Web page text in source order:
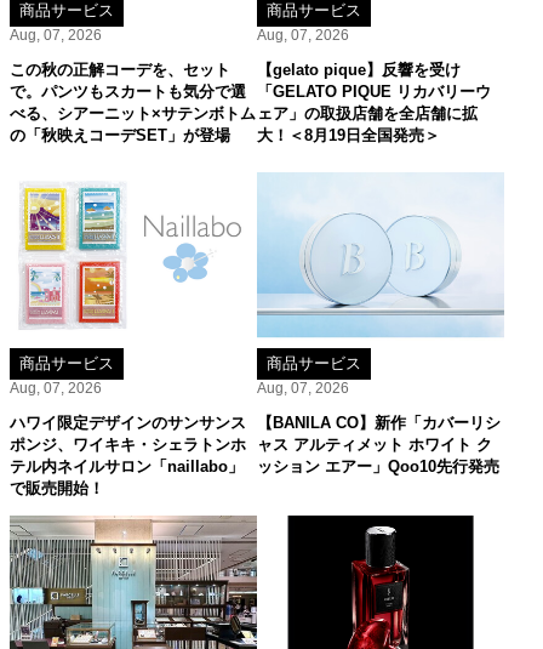
商品サービス
Aug, 07, 2026
この秋の正解コーデを、セット
で。パンツもスカートも気分で選
べる、シアーニット×サテンボトム
の「秋映えコーデSET」が登場
商品サービス
Aug, 07, 2026
【gelato pique】反響を受け
「GELATO PIQUE リカバリーウ
ェア」の取扱店舗を全店舗に拡
大！＜8月19日全国発売＞
商品サービス
Aug, 07, 2026
ハワイ限定デザインのサンサンス
ポンジ、ワイキキ・シェラトンホ
テル内ネイルサロン「naillabo」
で販売開始！
商品サービス
Aug, 07, 2026
【BANILA CO】新作「カバーリシ
ャス アルティメット ホワイト ク
ッション エアー」Qoo10先行発売